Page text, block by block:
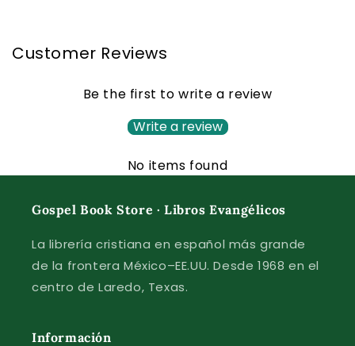
Customer Reviews
Be the first to write a review
Write a review
No items found
Gospel Book Store · Libros Evangélicos
La librería cristiana en español más grande
de la frontera México–EE.UU. Desde 1968 en el
centro de Laredo, Texas.
Información